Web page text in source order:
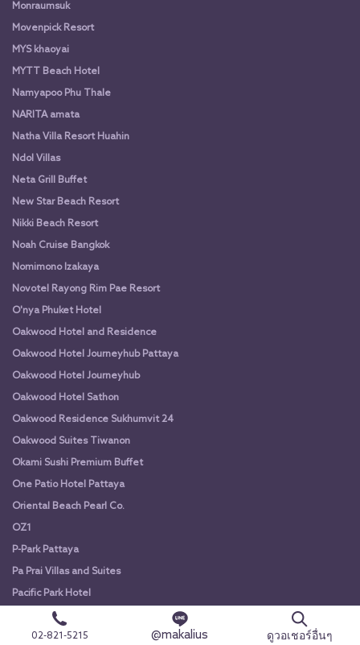
Monraumsuk
Movenpick Resort
MYS khaoyai
MYTT Beach Hotel
Namyapoo Phu Thale
NARITA amata
Natha Villa Resort Huahin
Ndol Villas
Neta Grill Buffet
New Star Beach Resort
Nikki Beach Resort
Noah Cruise Bangkok
Nomimono Izakaya
Novotel Rayong Rim Pae Resort
O'nya Phuket Hotel
Oakwood Hotel and Residence
Oakwood Hotel Journeyhub Pattaya
Oakwood Hotel Journeyhub
Oakwood Hotel Sathon
Oakwood Residence Sukhumvit 24
Oakwood Suites Tiwanon
Okami Sushi Premium Buffet
One Patio Hotel Pattaya
Oriental Beach Pearl Co.
OZ1
P-Park Pattaya
Pa Prai Villas and Suites
Pacific Park Hotel
Pae Keing Nam
Pajamas Koh Chang
02-821-5215 @makalius ดูวอเชอร์อื่นๆ